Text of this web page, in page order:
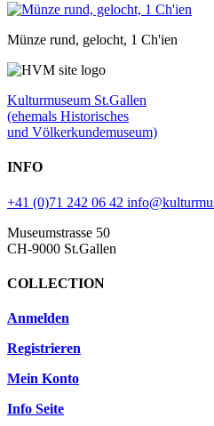
Münze rund, gelocht, 1 Ch'ien
Kulturmuseum St.Gallen
(ehemals Historisches
und Völkerkundemuseum)
INFO
+41 (0)71 242 06 42
Museumstrasse 50
CH-9000 St.Gallen
COLLECTION
Anmelden
Registrieren
Mein Konto
Info Seite